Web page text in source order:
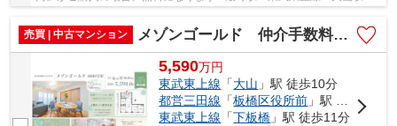
売買 | 中古マンション
メゾンゴールド 仲介手数料無料＋15万円現金プレゼント中
5,590万円
東武東上線 「大山 」駅 徒歩10分
都営三田線 「板橋区役所前 」駅 徒歩12分
東武東上線 「下板橋 」駅 徒歩11分